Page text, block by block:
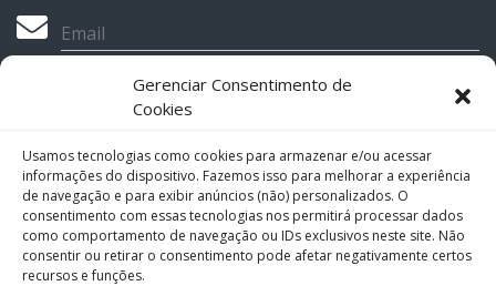
Gerenciar Consentimento de
Cookies
Usamos tecnologias como cookies para armazenar e/ou acessar
informações do dispositivo. Fazemos isso para melhorar a experiência
de navegação e para exibir anúncios (não) personalizados. O
consentimento com essas tecnologias nos permitirá processar dados
como comportamento de navegação ou IDs exclusivos neste site. Não
consentir ou retirar o consentimento pode afetar negativamente certos
recursos e funções.
Email
Telefone
Assunto
Mensagem